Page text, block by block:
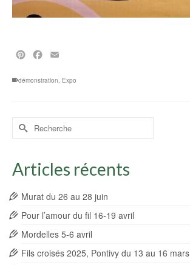
PinterestFacebook
démonstration, Expo
Rechercher :
Articles récents
Murat du 26 au 28 juin
Pour l’amour du fil 16-19 avril
Mordelles 5-6 avril
Fils croisés 2025, Pontivy du 13 au 16 mars